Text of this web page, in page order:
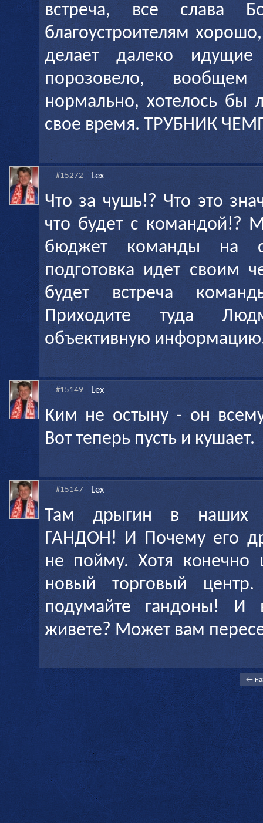
встреча, все слава
благоустроителям
делает далеко идущие
порозовело,
нормально, хотелось бы
свое время. ТРУБНИК
#15272 Lex
Что за чушь!? Что это
что будет с командой!?
бюджет команды на
подготовка идет своим
будет встреча
Приходите туда
объективную
#15149 Lex
Ким не остыну - он
Вот теперь пусть и кушает.
#15147 Lex
Там дрыгин в наших
ГАНДОН! И Почему его
не пойму. Хотя конечно
новый торговый
подумайте гандоны!
живете? Может вам
←